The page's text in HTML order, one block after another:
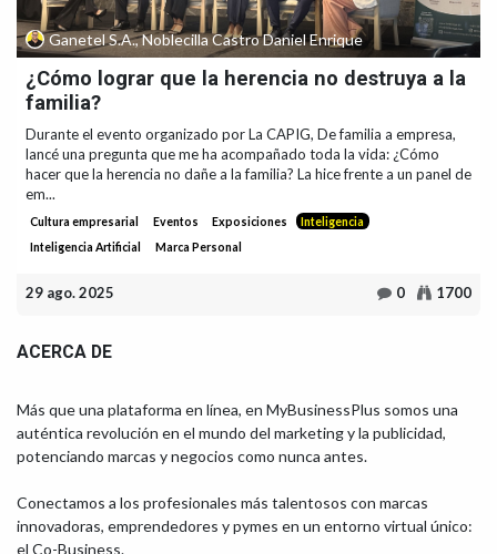
Ganetel S.A., Noblecilla Castro Daniel Enrique
¿Cómo lograr que la herencia no destruya a la
familia?
Durante el evento organizado por La CAPIG, De familia a empresa,
lancé una pregunta que me ha acompañado toda la vida: ¿Cómo
hacer que la herencia no dañe a la familia? La hice frente a un panel de
em...
Cultura empresarial Eventos Exposiciones
Inteligencia
Inteligencia Artificial
Marca Personal
29 ago. 2025 0 1700
ACERCA DE
Más que una plataforma en línea, en MyBusinessPlus somos una
auténtica revolución en el mundo del marketing y la publicidad,
potenciando marcas y negocios como nunca antes.
Conectamos a los profesionales más talentosos con marcas
innovadoras, emprendedores y pymes en un entorno virtual único:
el Co-Business.